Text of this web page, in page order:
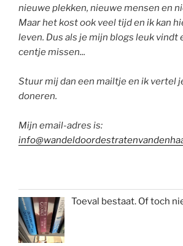
nieuwe plekken, nieuwe mensen en
Maar het kost ook veel tijd en ik kan
leven. Dus als je mijn blogs leuk vindt
centje missen...
Stuur mij dan een mailtje en ik vertel
doneren.
Mijn email-adres is:
Toeval bestaat. Of toch